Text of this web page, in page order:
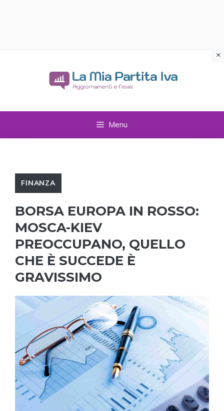
Menu
FINANZA
BORSA EUROPA IN ROSSO:
MOSCA-KIEV
PREOCCUPANO, QUELLO
CHE È SUCCEDE È
GRAVISSIMO
×